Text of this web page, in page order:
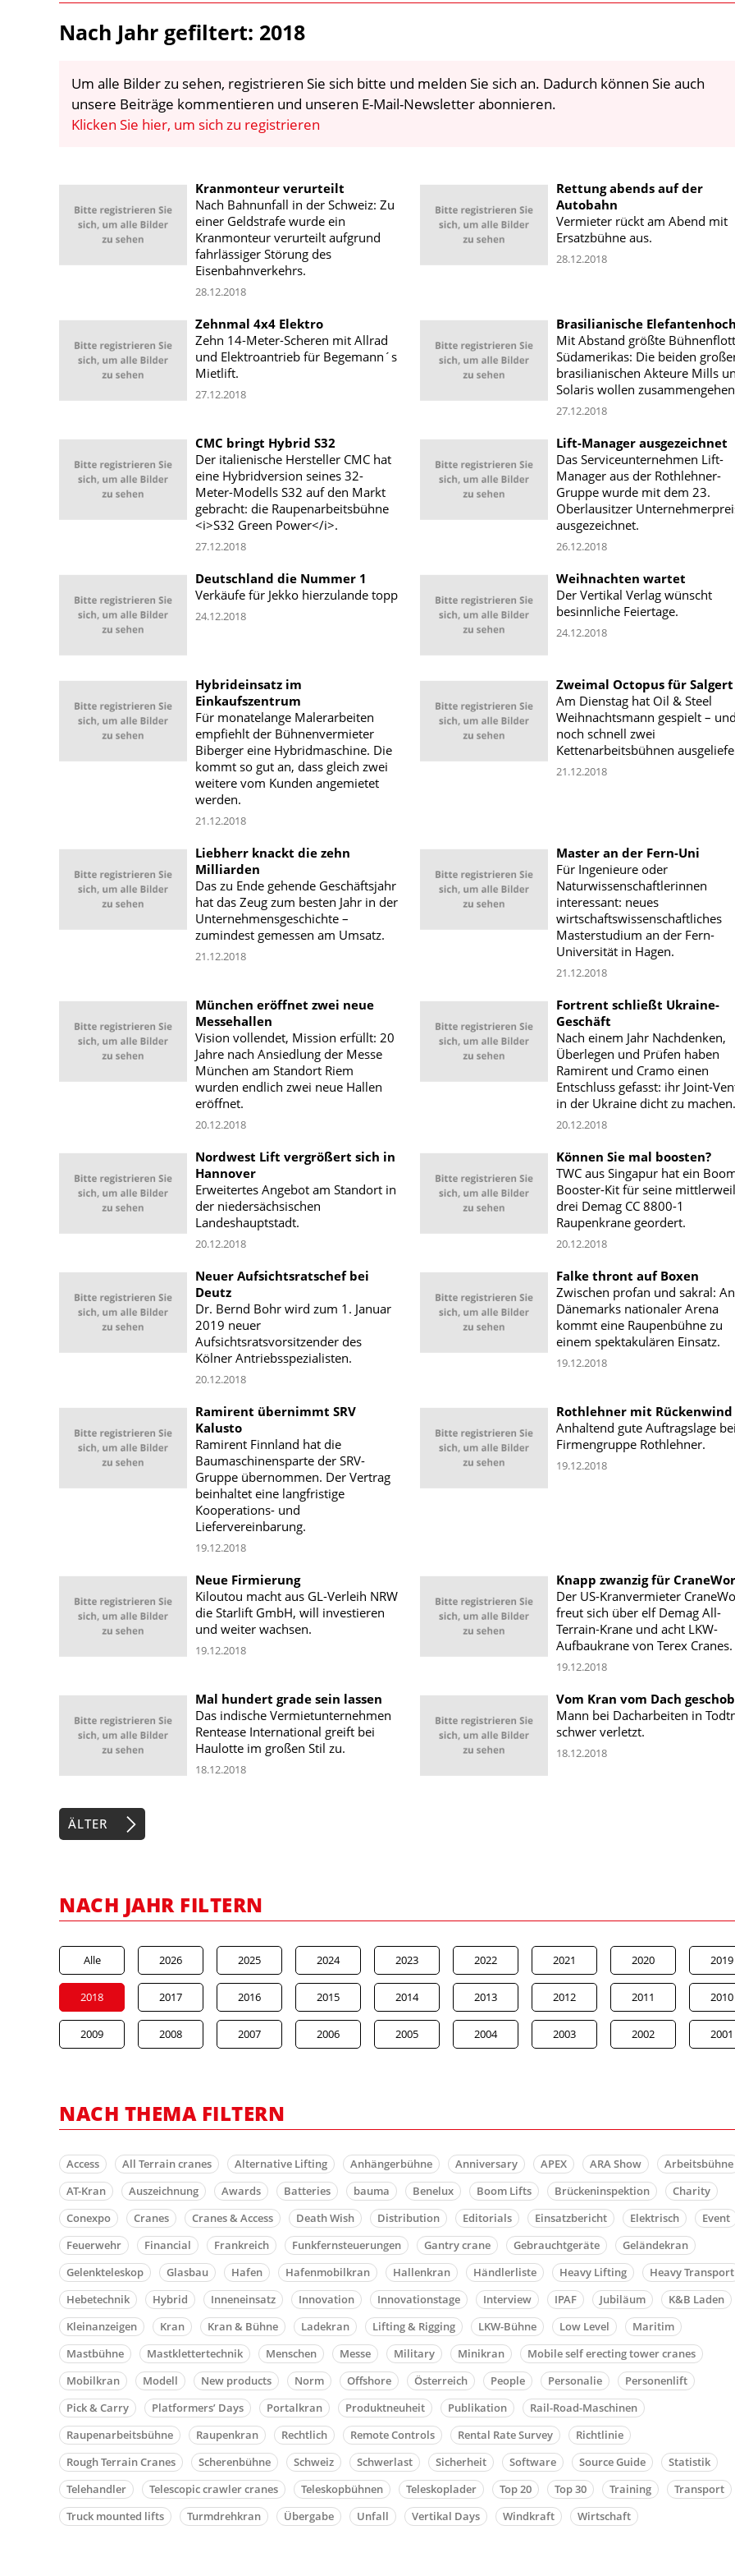
Nach Jahr gefiltert: 2018
Um alle Bilder zu sehen, registrieren Sie sich bitte und melden Sie sich an. Dadurch können Sie auch
unsere Beiträge kommentieren und unseren E-Mail-Newsletter abonnieren.
Klicken Sie hier, um sich zu registrieren
Kranmonteur verurteilt
Nach Bahnunfall in der Schweiz: Zu
einer Geldstrafe wurde ein
Kranmonteur verurteilt aufgrund
fahrlässiger Störung des
Eisenbahnverkehrs.
28.12.2018
Rettung abends auf der
Autobahn
Vermieter rückt am Abend mit
Ersatzbühne aus.
28.12.2018
Zehnmal 4x4 Elektro
Zehn 14-Meter-Scheren mit Allrad
und Elektroantrieb für Begemann´s
Mietlift.
27.12.2018
Brasilianische
Mit Abstand größte
Südamerikas: Die beiden
brasilianischen Akteure Mills
Solaris wollen
27.12.2018
CMC bringt Hybrid S32
Der italienische Hersteller CMC hat
eine Hybridversion seines 32-
Meter-Modells S32 auf den Markt
gebracht: die Raupenarbeitsbühne
<i>S32 Green Power</i>.
27.12.2018
Lift-Manager ausgezeichnet
Das Serviceunternehmen Lift-
Manager aus der Rothlehner-
Gruppe wurde mit dem 23.
Oberlausitzer
ausgezeichnet.
26.12.2018
Deutschland die Nummer 1
Verkäufe für Jekko hierzulande topp
24.12.2018
Weihnachten wartet
Der Vertikal Verlag wünscht
besinnliche Feiertage.
24.12.2018
Hybrideinsatz im
Einkaufszentrum
Für monatelange Malerarbeiten
empfiehlt der Bühnenvermieter
Biberger eine Hybridmaschine. Die
kommt so gut an, dass gleich zwei
weitere vom Kunden angemietet
werden.
21.12.2018
Zweimal Octopus für Salgert
Am Dienstag hat Oil & Steel
Weihnachtsmann gespielt – und
noch schnell zwei
Kettenarbeitsbühnen
21.12.2018
Liebherr knackt die zehn
Milliarden
Das zu Ende gehende Geschäftsjahr
hat das Zeug zum besten Jahr in der
Unternehmensgeschichte –
zumindest gemessen am Umsatz.
21.12.2018
Master an der Fern-Uni
Für Ingenieure oder
Naturwissenschaftlerinnen
interessant: neues
wirtschaftswissenschaftliches
Masterstudium an der Fern-
Universität in Hagen.
21.12.2018
München eröffnet zwei neue
Messehallen
Vision vollendet, Mission erfüllt: 20
Jahre nach Ansiedlung der Messe
München am Standort Riem
wurden endlich zwei neue Hallen
eröffnet.
20.12.2018
Fortrent schließt Ukraine-
Geschäft
Nach einem Jahr Nachdenken,
Überlegen und Prüfen haben
Ramirent und Cramo einen
Entschluss gefasst: ihr Joint-
in der Ukraine dicht zu machen.
20.12.2018
Nordwest Lift vergrößert sich in
Hannover
Erweitertes Angebot am Standort in
der niedersächsischen
Landeshauptstadt.
20.12.2018
Können Sie mal boosten?
TWC aus Singapur hat ein
Booster-Kit für seine
drei Demag CC 8800-1
Raupenkrane geordert.
20.12.2018
Neuer Aufsichtsratschef bei
Deutz
Dr. Bernd Bohr wird zum 1. Januar
2019 neuer
Aufsichtsratsvorsitzender des
Kölner Antriebsspezialisten.
20.12.2018
Falke thront auf Boxen
Zwischen profan und sakral: An
Dänemarks nationaler Arena
kommt eine Raupenbühne zu
einem spektakulären Einsatz.
19.12.2018
Ramirent übernimmt SRV
Kalusto
Ramirent Finnland hat die
Baumaschinensparte der SRV-
Gruppe übernommen. Der Vertrag
beinhaltet eine langfristige
Kooperations- und
Liefervereinbarung.
19.12.2018
Rothlehner mit Rückenwind
Anhaltend gute Auftragslage
Firmengruppe Rothlehner.
19.12.2018
Neue Firmierung
Kiloutou macht aus GL-Verleih NRW
die Starlift GmbH, will investieren
und weiter wachsen.
19.12.2018
Knapp zwanzig für
Der US-Kranvermieter
freut sich über elf Demag All-
Terrain-Krane und acht LKW-
Aufbaukrane von Terex Cranes.
19.12.2018
Mal hundert grade sein lassen
Das indische Vermietunternehmen
Rentease International greift bei
Haulotte im großen Stil zu.
18.12.2018
Vom Kran vom Dach
Mann bei Dacharbeiten in
schwer verletzt.
18.12.2018
ÄLTER
NACH JAHR FILTERN
Alle 2026 2025 2024 2023 2022 2021 2020 2019
2018 2017 2016 2015 2014 2013 2012 2011 2010
2009 2008 2007 2006 2005 2004 2003 2002 2001
NACH THEMA FILTERN
Access All Terrain cranes Alternative Lifting Anhängerbühne Anniversary APEX ARA Show
Arbeitsbühne
AT-Kran
Auszeichnung Awards Batteries bauma Benelux Boom Lifts Brückeninspektion
Charity
Conexpo
Cranes Cranes & Access Death Wish Distribution Editorials Einsatzbericht Elektrisch
Event
Feuerwehr
Financial Frankreich Funkfernsteuerungen Gantry crane Gebrauchtgeräte
Geländekran
Gelenkteleskop
Glasbau Hafen Hafenmobilkran Hallenkran Händlerliste Heavy Lifting
Heavy Transport
Hebetechnik
Hybrid Inneneinsatz Innovation Innovationstage Interview IPAF Jubiläum
K&B Laden
Kleinanzeigen
Kran Kran & Bühne Ladekran Lifting & Rigging LKW-Bühne Low Level
Maritim
Mastbühne
Mastklettertechnik Menschen Messe Military Minikran
Mobile self erecting tower cranes
Mobilkran
Modell New products Norm Offshore Österreich People Personalie
Personenlift
Pick & Carry
Platformers’ Days Portalkran Produktneuheit Publikation
Rail-Road-Maschinen
Raupenarbeitsbühne
Raupenkran Rechtlich Remote Controls Rental Rate Survey
Richtlinie
Rough Terrain Cranes
Scherenbühne Schweiz Schwerlast Sicherheit Software Source Guide
Statistik
Telehandler
Telescopic crawler cranes Teleskopbühnen Teleskoplader Top 20 Top 30 Training
Transport
Truck mounted lifts
Turmdrehkran Übergabe Unfall Vertikal Days Windkraft Wirtschaft